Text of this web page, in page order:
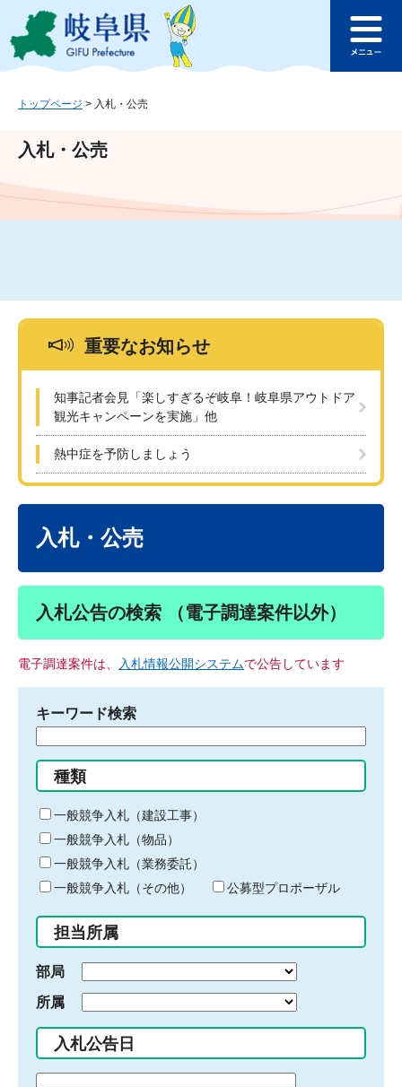
ジ
ュ
文
このページの本文へ
ュ
トップページ > 入札・公売
入札・公売
重要なお知らせ
知事記者会見「楽しすぎるぞ岐阜！岐阜県アウトドア
観光キャンペーンを実施」他
熱中症を予防しましょう
入札・公売
入札公告の検索 （電子調達案件以外）
電子調達案件は、 入札情報公開システムで公告しています
キーワード検索
る
キ
ー
ワ
ー
ド
入
力
種類
一般競争入札（建設工事）
一般競争入札（物品）
一般競争入札（業務委託）
一般競争入札（その他）
公募型プロポーザル
担当所属
部局
所属
入札公告日